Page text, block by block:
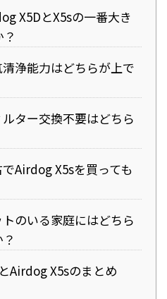
X5DとX5sの一番大き
浄能力はどちらが上で
ター交換不要はどちら
Airdog X5sを買っても
のいる家庭にはどちら
Airdog X5sのまとめ